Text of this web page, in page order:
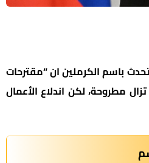
باسم الكرملين ان “مقترحات
مطروحة، لكن اندلاع الأعمال